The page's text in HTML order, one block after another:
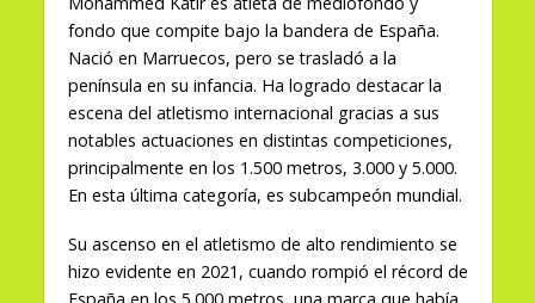
fondo que compite bajo la bandera de España.
Nació en Marruecos, pero se trasladó a la
península en su infancia. Ha logrado destacar la
escena del atletismo internacional gracias a sus
notables actuaciones en distintas competiciones,
principalmente en los 1.500 metros, 3.000 y 5.000.
En esta última categoría, es subcampeón mundial.
Su ascenso en el atletismo de alto rendimiento se
hizo evidente en 2021, cuando rompió el récord de
España en los 5.000 metros, una marca que había